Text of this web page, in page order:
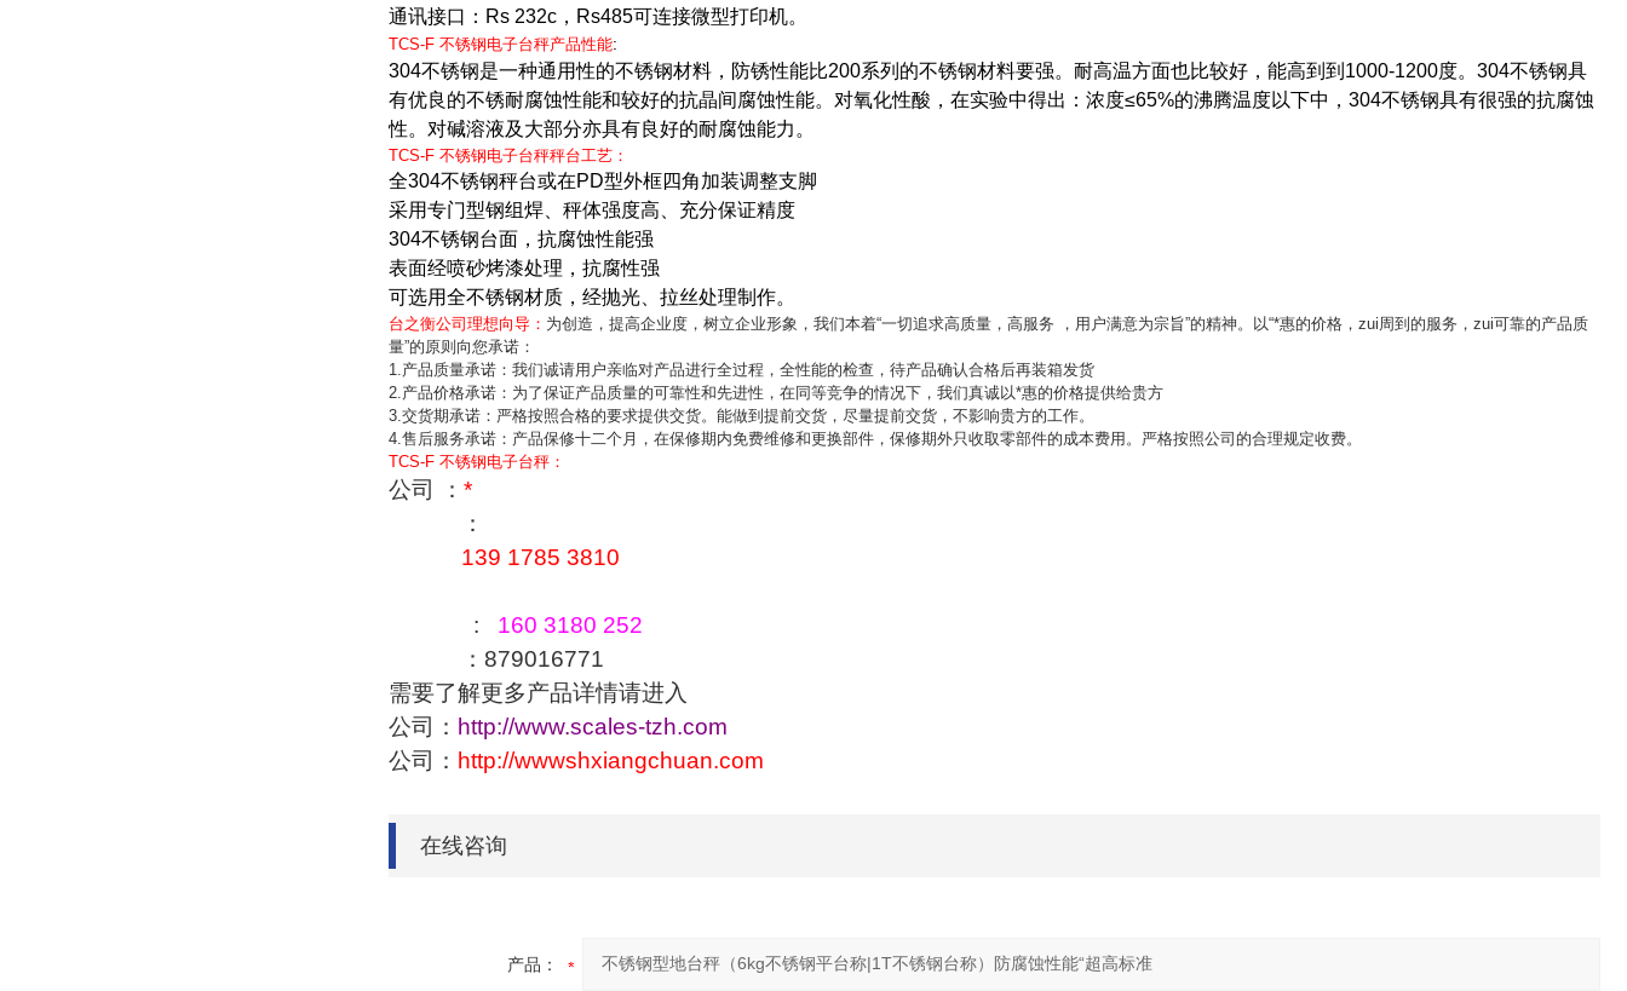
通讯接口： Rs 232c ， Rs485可连接微型打印机。
TCS-F 不锈钢电子台秤产品性能:
304不锈钢是一种通用性的不锈钢材料，防锈性能比200系列的不锈钢材料要强。耐高温方面也比较好，能高到到1000-1200度。304不锈钢具
有优良的不锈耐腐蚀性能和较好的抗晶间腐蚀性能。对氧化性酸，在实验中得出：浓度≤65%的沸腾温度以下中，304不锈钢具有很强的抗腐蚀
性。对碱溶液及大部分亦具有良好的耐腐蚀能力。
TCS-F 不锈钢电子台秤秤台工艺：
全304不锈钢秤台或在PD型外框四角加装调整支脚
采用专门型钢组焊、 秤体强度高 、充分保证精度
304不锈钢台面，抗腐蚀性能强
表面经喷砂烤漆处理，抗腐性强
可选用全不锈钢材质，经抛光、拉丝处理制作。
台之衡公司理想向导： 为创造，提高企业度，树立企业形象，我们本着“一切追求高质量，高服务 ，用户满意为宗旨”的精神。以“*惠的价格，zui周到的服务，zui可靠的产品质
量”的原则向您承诺：
1.产品质量承诺：我们诚请用户亲临对产品进行全过程，全性能的检查，待产品确认合格后再装箱发货
2.产品价格承诺：为了保证产品质量的可靠性和先进性，在同等竞争的情况下，我们真诚以*惠的价格提供给贵方
3.交货期承诺：严格按照合格的要求提供交货。能做到提前交货，尽量提前交货，不影响贵方的工作。
4.售后服务承诺：产品保修十二个月，在保修期内免费维修和更换部件，保修期外只收取零部件的成本费用。严格按照公司的合理规定收费。
TCS-F 不锈钢电子台秤：
公司 ： *
：
139 1785 3810
: 160 3180 252
：879016771
需要了解更多产品详情请进入
公司： http://www.scales-tzh.com
公司： http://wwwshxiangchuan.com
在线咨询
产品：